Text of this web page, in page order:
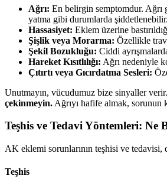
Ağrı: En belirgin semptomdur. Ağrı
yatma gibi durumlarda
Hassasiyet: Eklem üzerine
Şişlik veya Morarma: Özellikle
Şekil Bozukluğu: Ciddi
Hareket Kısıtlılığı: Ağrı nedeniyle
Çıtırtı veya Gıcırdatma Sesleri:
Unutmayın, vücudumuz bize sinyaller
çekinmeyin. Ağrıyı hafife almak,
Teşhis ve Tedavi Yöntemleri: Ne
AK eklemi sorunlarının teşhisi ve tedavisi,
Teşhis